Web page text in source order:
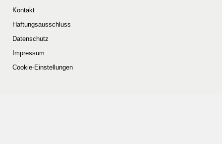
Kontakt
Haftungsausschluss
Datenschutz
Impressum
Cookie-Einstellungen